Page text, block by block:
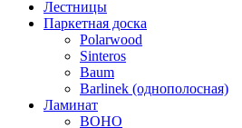
Лестницы
Паркетная доска
Polarwood
Sinteros
Baum
Barlinek (однополосная)
Ламинат
BOHO